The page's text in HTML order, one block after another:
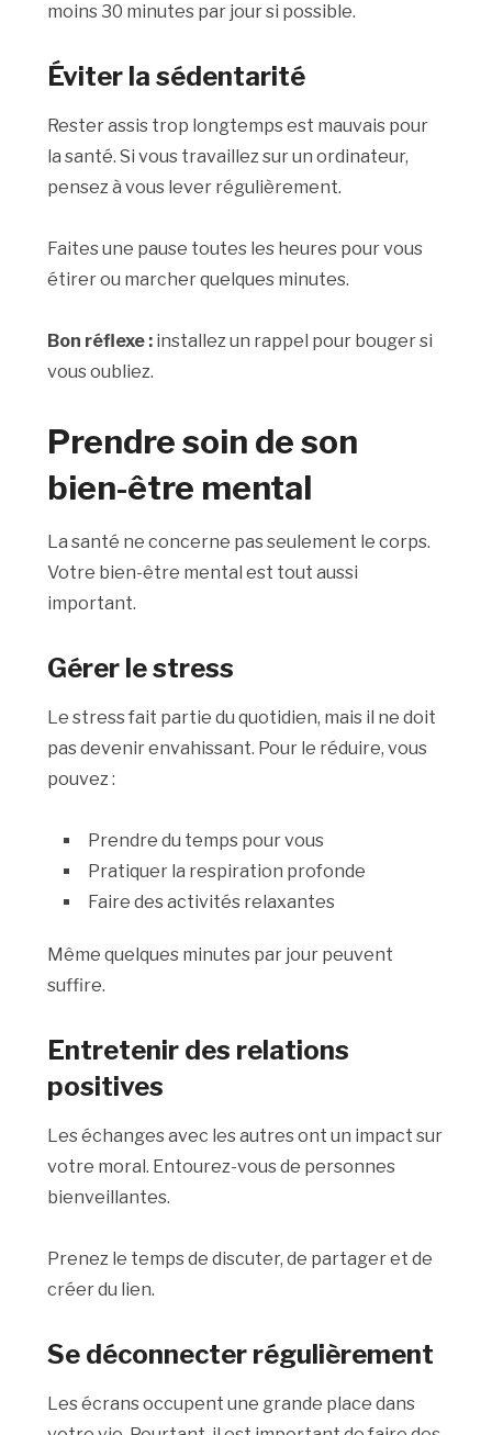
moins 30 minutes par jour si possible.
Éviter la sédentarité
Rester assis trop longtemps est mauvais pour
la santé. Si vous travaillez sur un ordinateur,
pensez à vous lever régulièrement.
Faites une pause toutes les heures pour vous
étirer ou marcher quelques minutes.
Bon réflexe : installez un rappel pour bouger si
vous oubliez.
Prendre soin de son
bien-être mental
La santé ne concerne pas seulement le corps.
Votre bien-être mental est tout aussi
important.
Gérer le stress
Le stress fait partie du quotidien, mais il ne doit
pas devenir envahissant. Pour le réduire, vous
pouvez :
Prendre du temps pour vous
Pratiquer la respiration profonde
Faire des activités relaxantes
Même quelques minutes par jour peuvent
suffire.
Entretenir des relations
positives
Les échanges avec les autres ont un impact sur
votre moral. Entourez-vous de personnes
bienveillantes.
Prenez le temps de discuter, de partager et de
créer du lien.
Se déconnecter régulièrement
Les écrans occupent une grande place dans